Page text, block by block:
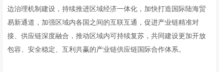
边治理机制建设，持续推进区域经济一体化，加快打造国际陆海贸
易新通道，加强区域内各国之间的互联互通，促进产业链精准对
接、供应链深度融合，推动区域内可持续复苏，共同建设更加开放
包容、安全稳定、互利共赢的产业链供应链国际合作体系。